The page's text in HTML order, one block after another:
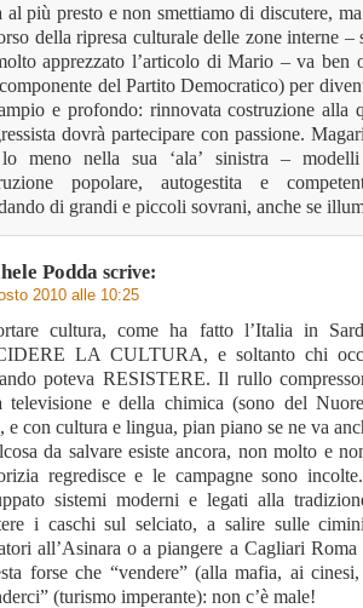
al più presto e non smettiamo di discutere,
della ripresa culturale delle zone interne –
apprezzato l’articolo di Mario – va ben
del Partito Democratico) per
e profondo: rinnovata costruzione alla
dovrà partecipare con passione.
meno nella sua ‘ala’ sinistra –
popolare, autogestita e
di grandi e piccoli sovrani, anche se
Podda scrive:
2010 alle 10:25
cultura, come ha fatto l’Italia in
LA CULTURA, e soltanto chi
poteva RESISTERE. Il rullo
televisione e della chimica (sono del
e con cultura e lingua, pian piano se ne va
da salvare esiste ancora, non molto e
regredisce e le campagne sono
sistemi moderni e legati alla
i caschi sul selciato, a salire sulle
all’Asinara o a piangere a Cagliari
forse che “vendere” (alla mafia, ai
(turismo imperante): non c’è male!